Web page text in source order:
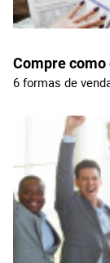
Compre como
6 formas de